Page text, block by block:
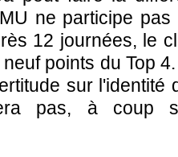
ne participe
12 journées, le
points du Top
sur l'identité
pas, à coup